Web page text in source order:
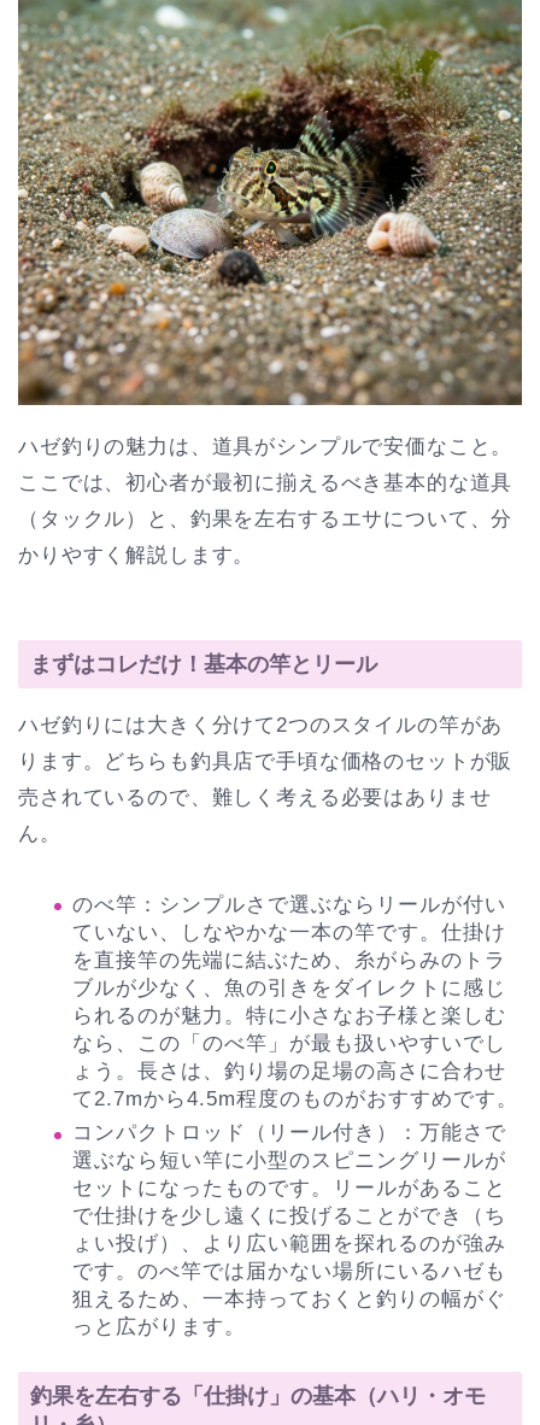
ハゼ釣りの魅力は、道具がシンプルで安価なこと。
ここでは、初心者が最初に揃えるべき基本的な道具
（タックル）と、釣果を左右するエサについて、分
かりやすく解説します。
まずはコレだけ！基本の竿とリール
ハゼ釣りには大きく分けて2つのスタイルの竿があ
ります。どちらも釣具店で手頃な価格のセットが販
売されているので、難しく考える必要はありませ
ん。
のべ竿：シンプルさで選ぶならリールが付い
ていない、しなやかな一本の竿です。仕掛け
を直接竿の先端に結ぶため、糸がらみのトラ
ブルが少なく、魚の引きをダイレクトに感じ
られるのが魅力。特に小さなお子様と楽しむ
なら、この「のべ竿」が最も扱いやすいでし
ょう。長さは、釣り場の足場の高さに合わせ
て2.7mから4.5m程度のものがおすすめです。
コンパクトロッド（リール付き）：万能さで
選ぶなら短い竿に小型のスピニングリールが
セットになったものです。リールがあること
で仕掛けを少し遠くに投げることができ（ち
ょい投げ）、より広い範囲を探れるのが強み
です。のべ竿では届かない場所にいるハゼも
狙えるため、一本持っておくと釣りの幅がぐ
っと広がります。
釣果を左右する「仕掛け」の基本（ハリ・オモ